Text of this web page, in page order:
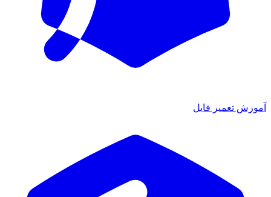
آموزش تعمیر فایل